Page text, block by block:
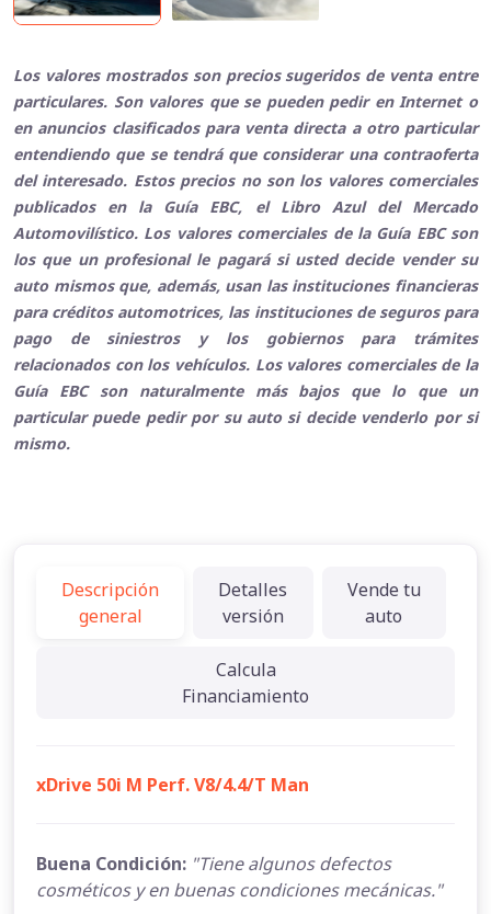
Los valores mostrados son precios sugeridos de venta entre
particulares. Son valores que se pueden pedir en Internet o
en anuncios clasificados para venta directa a otro particular
entendiendo que se tendrá que considerar una contraoferta
del interesado. Estos precios no son los valores comerciales
publicados en la Guía EBC, el Libro Azul del Mercado
Automovilístico. Los valores comerciales de la Guía EBC son
los que un profesional le pagará si usted decide vender su
auto mismos que, además, usan las instituciones financieras
para créditos automotrices, las instituciones de seguros para
pago de siniestros y los gobiernos para trámites
relacionados con los vehículos. Los valores comerciales de la
Guía EBC son naturalmente más bajos que lo que un
particular puede pedir por su auto si decide venderlo por si
mismo.
Descripción
general
Detalles
versión
Vende tu
auto
Calcula
Financiamiento
xDrive 50i M Perf. V8/4.4/T Man
Buena Condición: "Tiene algunos defectos
cosméticos y en buenas condiciones mecánicas."